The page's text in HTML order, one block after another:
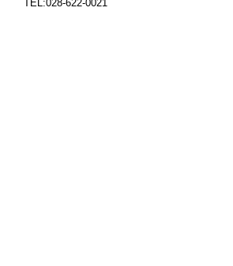
TEL:028-622-0021